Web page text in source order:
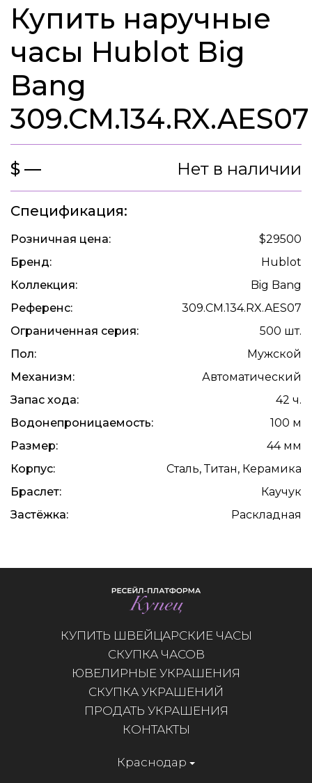
Купить наручные
часы Hublot Big
Bang
309.CM.134.RX.AES07
$ — Нет в наличии
Спецификация:
Розничная цена:
$29500
Бренд:
Hublot
Коллекция:
Big Bang
Референс:
309.CM.134.RX.AES07
Ограниченная серия:
500 шт.
Пол:
Мужской
Механизм:
Автоматический
Запас хода:
42 ч.
Водонепроницаемость:
100 м
Размер:
44 мм
Корпус:
Сталь, Титан, Керамика
Браслет:
Каучук
Застёжка:
Раскладная
КУПИТЬ ШВЕЙЦАРСКИЕ ЧАСЫ
СКУПКА ЧАСОВ
ЮВЕЛИРНЫЕ УКРАШЕНИЯ
СКУПКА УКРАШЕНИЙ
ПРОДАТЬ УКРАШЕНИЯ
КОНТАКТЫ
Краснодар